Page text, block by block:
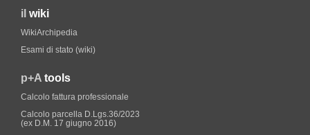
il wiki
WikiArchipedia
Esami di stato (wiki)
p+A tools
Calcolo fattura professionale
Calcolo parcella D.Lgs.36/2023
(ex D.M. 17 giugno 2016)